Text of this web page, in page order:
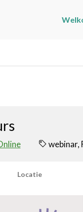
webinar,
Locatie